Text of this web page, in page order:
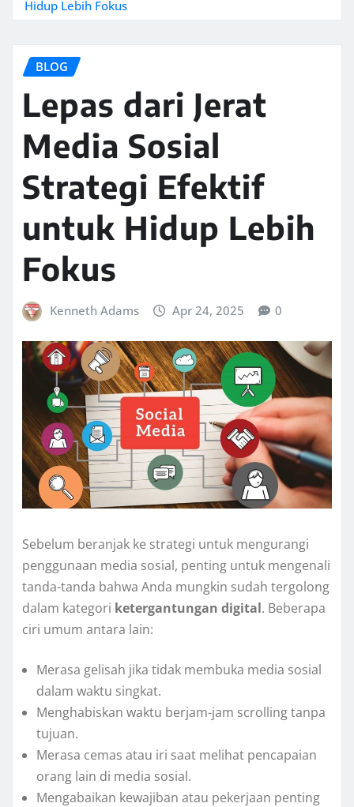
Hidup Lebih Fokus
BLOG
Lepas dari Jerat
Media Sosial
Strategi Efektif
untuk Hidup Lebih
Fokus
Kenneth Adams Apr 24, 2025 0
Sebelum beranjak ke strategi untuk mengurangi
penggunaan media sosial, penting untuk mengenali
tanda-tanda bahwa Anda mungkin sudah tergolong
dalam kategori ketergantungan digital. Beberapa
ciri umum antara lain:
Merasa gelisah jika tidak membuka media sosial
dalam waktu singkat.
Menghabiskan waktu berjam-jam scrolling tanpa
tujuan.
Merasa cemas atau iri saat melihat pencapaian
orang lain di media sosial.
Mengabaikan kewajiban atau pekerjaan penting